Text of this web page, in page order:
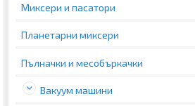
Миксери и пасатори
Планетарни миксери
Пълначки и месобъркачки
Вакуум машини